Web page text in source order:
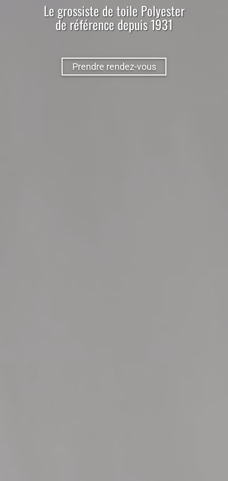
Legrossistedetoile Polyester
de référence depuis 1931
Prendre rendez-vous